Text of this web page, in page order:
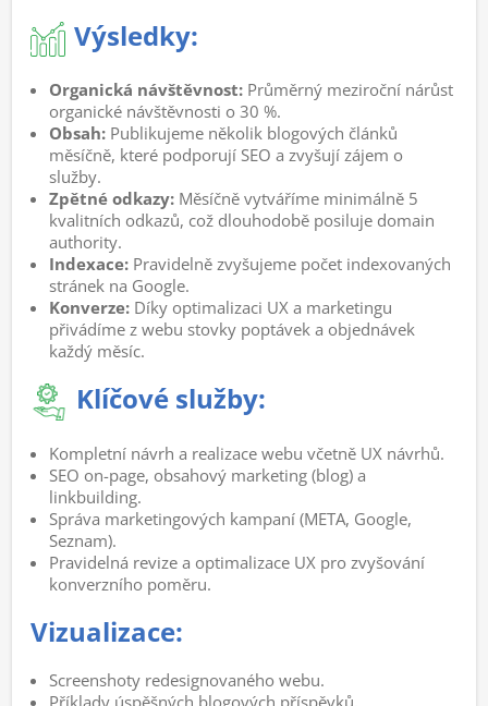
Výsledky:
Organická návštěvnost:Průměrný meziroční nárůst
organické návštěvnosti o 30 %.
Obsah:Publikujeme několik blogových článků
měsíčně, které podporují SEO a zvyšují zájem o
služby.
Zpětné odkazy:Měsíčně vytváříme minimálně 5
kvalitních odkazů, což dlouhodobě posiluje domain
authority.
Indexace:Pravidelně zvyšujeme počet indexovaných
stránek na Google.
Konverze:Díky optimalizaci UX a marketingu
přivádíme z webu stovky poptávek a objednávek
každý měsíc.
Klíčové služby:
Kompletní návrh a realizace webu včetně UX návrhů.
SEO on-page, obsahový marketing (blog) a
linkbuilding.
Správa marketingových kampaní (META, Google,
Seznam).
Pravidelná revize a optimalizace UX pro zvyšování
konverzního poměru.
Vizualizace:
Screenshoty redesignovaného webu.
Příklady úspěšných blogových příspěvků.